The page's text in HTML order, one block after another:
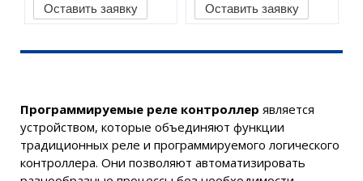
Оставить заявку Оставить заявку
Программируемые реле контроллер является
устройством, которые объединяют функции
традиционных реле и программируемого логического
контроллера. Они позволяют автоматизировать